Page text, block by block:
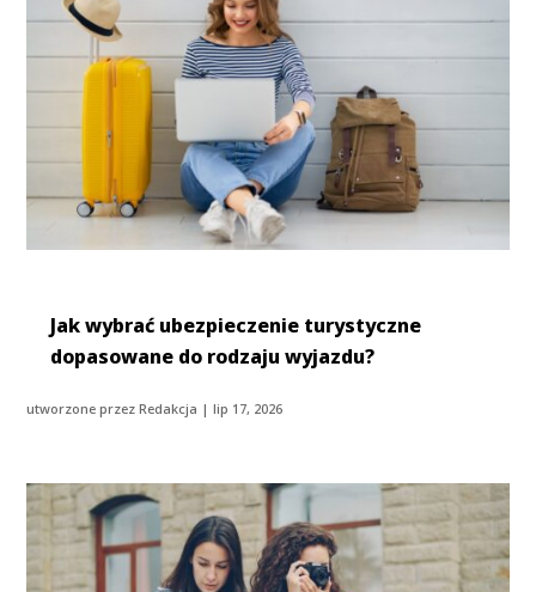
Jak wybrać ubezpieczenie turystyczne
dopasowane do rodzaju wyjazdu?
utworzone przezRedakcja |lip 17, 2026